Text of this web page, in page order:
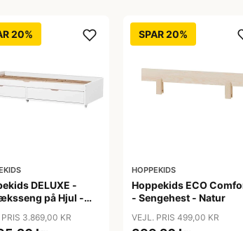
20%
DELUXE -
på Hjul -
3.869,00 KR
SPAR 20%
HOPPEKIDS
Hoppekids ECO
- Sengehest - Natur
VEJL. PRIS 499,00 KR